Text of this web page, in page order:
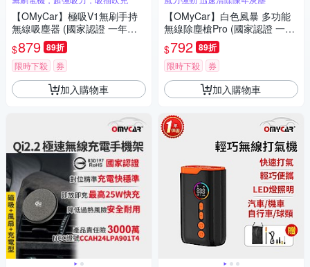
【OMyCar】極吸V1無刷手持
無線吸塵器 (國家認證 一年保
固) 無線吸塵器 無刷電機 吸充
吹抽四合一 除塵 抽真空 車家兩
用
$879 89折
限時下殺 券
加入購物車
【OMyCar】白色風暴 多功能
無線除塵槍Pro (國家認證 一年
保固) 充氣洗車 暴力渦輪風扇
手持強力風槍 暴力吹風
$792 89折
限時下殺 券
加入購物車